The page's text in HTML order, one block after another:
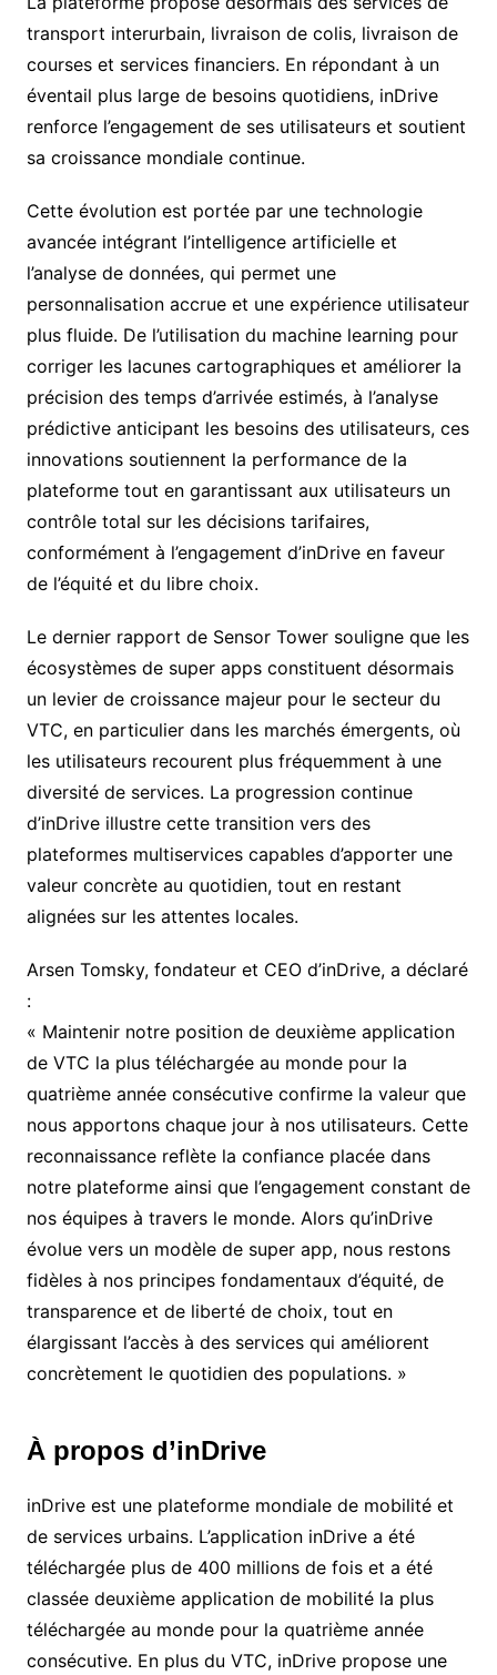
transport interurbain, livraison de colis, livraison de
courses et services financiers. En répondant à un
éventail plus large de besoins quotidiens, inDrive
renforce l’engagement de ses utilisateurs et soutient
sa croissance mondiale continue.
Cette évolution est portée par une technologie
avancée intégrant l’intelligence artificielle et
l’analyse de données, qui permet une
personnalisation accrue et une expérience utilisateur
plus fluide. De l’utilisation du machine learning pour
corriger les lacunes cartographiques et améliorer la
précision des temps d’arrivée estimés, à l’analyse
prédictive anticipant les besoins des utilisateurs, ces
innovations soutiennent la performance de la
plateforme tout en garantissant aux utilisateurs un
contrôle total sur les décisions tarifaires,
conformément à l’engagement d’inDrive en faveur
de l’équité et du libre choix.
Le dernier rapport de Sensor Tower souligne que les
écosystèmes de super apps constituent désormais
un levier de croissance majeur pour le secteur du
VTC, en particulier dans les marchés émergents, où
les utilisateurs recourent plus fréquemment à une
diversité de services. La progression continue
d’inDrive illustre cette transition vers des
plateformes multiservices capables d’apporter une
valeur concrète au quotidien, tout en restant
alignées sur les attentes locales.
Arsen Tomsky, fondateur et CEO d’inDrive, a déclaré
:
« Maintenir notre position de deuxième application
de VTC la plus téléchargée au monde pour la
quatrième année consécutive confirme la valeur que
nous apportons chaque jour à nos utilisateurs. Cette
reconnaissance reflète la confiance placée dans
notre plateforme ainsi que l’engagement constant de
nos équipes à travers le monde. Alors qu’inDrive
évolue vers un modèle de super app, nous restons
fidèles à nos principes fondamentaux d’équité, de
transparence et de liberté de choix, tout en
élargissant l’accès à des services qui améliorent
concrètement le quotidien des populations. »
À propos d’inDrive
inDrive est une plateforme mondiale de mobilité et
de services urbains. L’application inDrive a été
téléchargée plus de 400 millions de fois et a été
classée deuxième application de mobilité la plus
téléchargée au monde pour la quatrième année
consécutive. En plus du VTC, inDrive propose une